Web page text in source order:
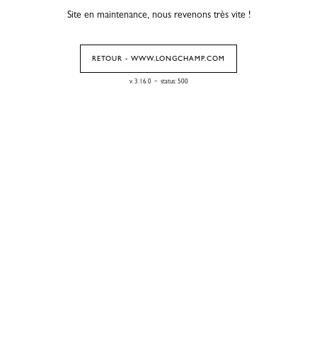
Site en maintenance, nous revenons très vite !
RETOUR - WWW.LONGCHAMP.COM
v. 3.16.0- status: 500